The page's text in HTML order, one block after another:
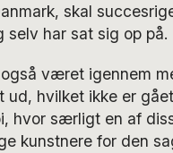
skal
selv har sat sig op på.
været igennem
hvilket ikke er
hvor særligt en af
kunstnere for den